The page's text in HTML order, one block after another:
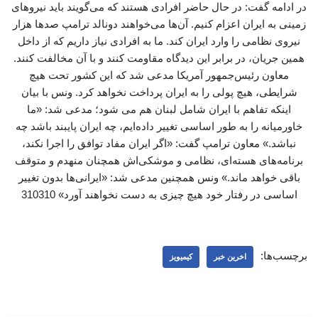
در ادامه گفت: در حال حاضر افرادی هستند که می‌گویند باید نیروهای
زمینی به ایران اعزام کنیم. آن‌ها می‌خواهند دونالد ترامپ صدها هزار
نیروی نظامی را وارد ایران کند. ما به افرادی نیاز داریم که از داخل
همین جریان، در برابر این دیدگاه مقاومت کنند و با آن مخالفت کنند.
معاون رئیس‌جمهور آمریکا مدعی شد که این کشور تحت هیچ
شرایطی، هیچ پولی را به ایران پرداخت نخواهد کرد. ونس با بیان
اینکه تفاهم با ایران شامل لبنان هم می شود؛ مدعی شد: «ما
خاورمیانه را به طور اساسی تغییر داده‌ایم، چه ایران پایبند باشد چه
نباشد.» معاون ترامپ گفت: «اگر ایران مفاد توافق را اجرا نکند،
برنامه‌های هسته‌ای، نظامی و موشکی‌اش همچنان منهدم و متوقف
باقی خواهد ماند.» ونس همچنین مدعی شد: «ایرانی‌ها بدون تغییر
اساسی در رفتار خود هیچ چیزی به دست نخواهند آورد» 310310
برچسب‌ها: اخرین خبر کیمیویز